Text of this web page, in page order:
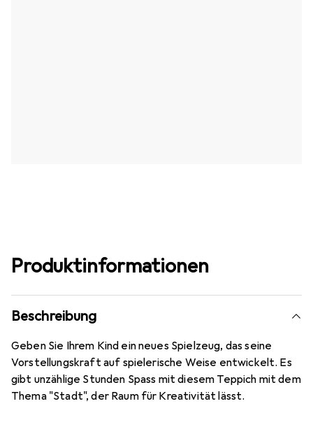
Produktinformationen
Beschreibung
Geben Sie Ihrem Kind ein neues Spielzeug, das seine
Vorstellungskraft auf spielerische Weise entwickelt. Es
gibt unzählige Stunden Spass mit diesem Teppich mit dem
Thema "Stadt", der Raum für Kreativität lässt.